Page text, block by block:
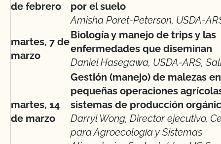
de febrero
por el suelo
Amisha Poret-Peterson, USDA-
martes, 7 de
marzo
Biología y manejo de trips y las
enfermedades que diseminan
Daniel Hasegawa, USDA-ARS,
martes, 14
de marzo
Gestión (manejo) de malezas en
pequeñas operaciones
sistemas de producción
Darryl Wong, Director ejecutivo,
para Agroecología y Sistemas